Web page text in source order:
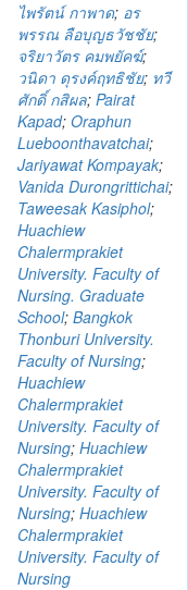
ไพรัตน์ กาพาด; อร
พรรณ ลือบุญธวัชชัย;
จริยาวัตร คมพยัคฆ์;
วนิดา ดุรงค์ฤทธิชัย; ทวี
ศักดิ์ กสิผล; Pairat
Kapad; Oraphun
Lueboonthavatchai;
Jariyawat Kompayak;
Vanida Durongrittichai;
Taweesak Kasiphol;
Huachiew
Chalermprakiet
University. Faculty of
Nursing. Graduate
School; Bangkok
Thonburi University.
Faculty of Nursing;
Huachiew
Chalermprakiet
University. Faculty of
Nursing; Huachiew
Chalermprakiet
University. Faculty of
Nursing; Huachiew
Chalermprakiet
University. Faculty of
Nursing